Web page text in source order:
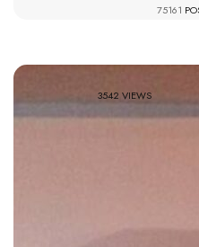
75161
3542 VIEWS